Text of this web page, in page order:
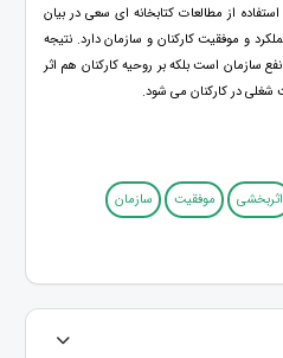
از مطالعات کتابخانه ای سعی در بیان
و موفقیت کارکنان و سازمان دارد. نتیجه
نفع سازمان است بلکه بر روحیه کارکنان هم اثر
شغلی در کارکنان می شود.
اثربخشی موفقیت سازمان